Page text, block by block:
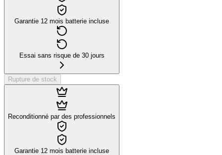
Garantie 12 mois batterie incluse
Essai sans risque de 30 jours
Rupture de stock
Reconditionné par des professionnels
Garantie 12 mois batterie incluse